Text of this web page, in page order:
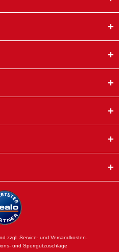
zzgl. Service- und Versandkosten.
und Sperrgutzuschläge